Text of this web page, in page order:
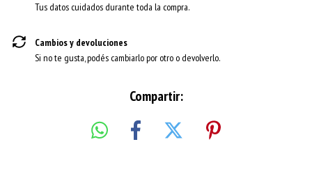
Tus datos cuidados durante toda la compra.
Cambios y devoluciones
Si no te gusta, podés cambiarlo por otro o devolverlo.
Compartir: